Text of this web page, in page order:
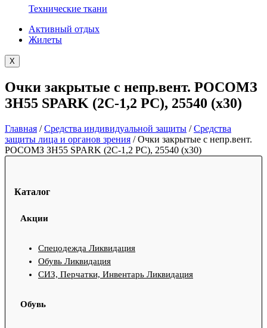
Технические ткани
Активный отдых
Жилеты
X
Очки закрытые с непр.вент. РОСОМЗ
ЗН55 SPARK (2C-1,2 РС), 25540 (х30)
Главная /Средства индивидуальной защиты /Средства
защиты лица и органов зрения / Очки закрытые с непр.вент.
РОСОМЗ ЗН55 SPARK (2C-1,2 РС), 25540 (х30)
Каталог
Акции
Спецодежда Ликвидация
Обувь Ликвидация
СИЗ, Перчатки, Инвентарь Ликвидация
Обувь